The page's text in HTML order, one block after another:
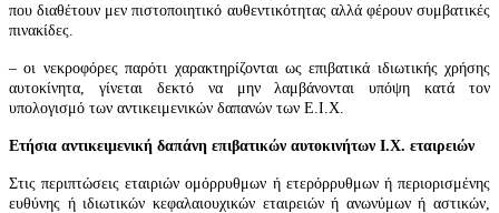
που διαθέτουν μεν πιστοποιητικό αυθεντικότητας αλλά φέρουν συμβατικές
πινακίδες.
– οι νεκροφόρες παρότι χαρακτηρίζονται ως επιβατικά ιδιωτικής χρήσης
αυτοκίνητα, γίνεται δεκτό να μην λαμβάνονται υπόψη κατά τον
υπολογισμό των αντικειμενικών δαπανών των Ε.Ι.Χ.
Ετήσια αντικειμενική δαπάνη επιβατικών αυτοκινήτων Ι.Χ. εταιρειών
Στις περιπτώσεις εταιριών ομόρρυθμων ή ετερόρρυθμων ή περιορισμένης
ευθύνης ή ιδιωτικών κεφαλαιουχικών εταιρειών ή ανωνύμων ή αστικών,